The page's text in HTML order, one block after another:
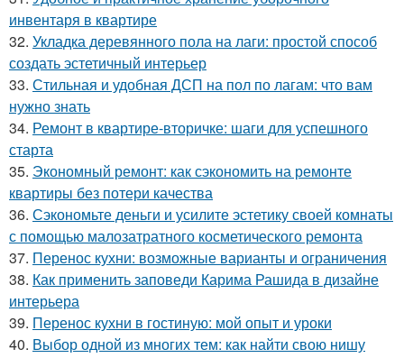
инвентаря в квартире
32. Укладка деревянного пола на лаги: простой способ
создать эстетичный интерьер
33. Стильная и удобная ДСП на пол по лагам: что вам
нужно знать
34. Ремонт в квартире-вторичке: шаги для успешного
старта
35. Экономный ремонт: как сэкономить на ремонте
квартиры без потери качества
36. Сэкономьте деньги и усилите эстетику своей комнаты
с помощью малозатратного косметического ремонта
37. Перенос кухни: возможные варианты и ограничения
38. Как применить заповеди Карима Рашида в дизайне
интерьера
39. Перенос кухни в гостиную: мой опыт и уроки
40. Выбор одной из многих тем: как найти свою нишу